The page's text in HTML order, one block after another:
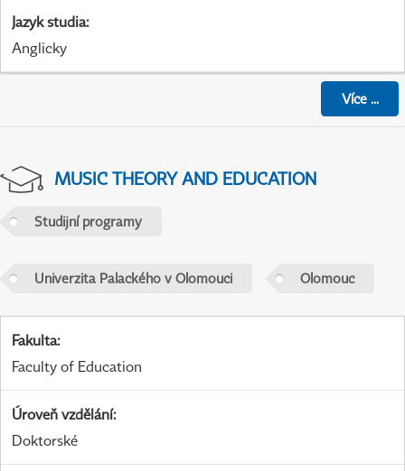
Jazyk studia:
Anglicky
Více...
MUSIC THEORY AND EDUCATION
Studijní programy
Univerzita Palackého v Olomouci Olomouc
Fakulta:
Faculty of Education
Úroveň vzdělání:
Doktorské